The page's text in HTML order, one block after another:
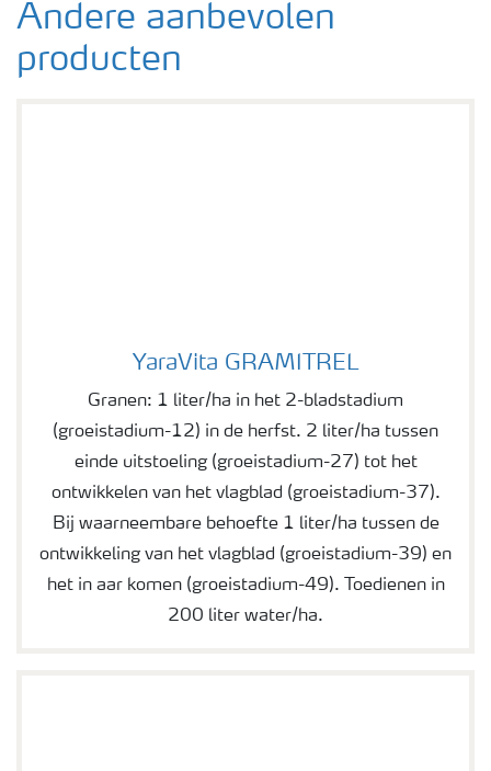
Andere aanbevolen
producten
YaraVita GRAMITREL
Granen: 1 liter/ha in het 2-bladstadium
(groeistadium-12) in de herfst. 2 liter/ha tussen
einde uitstoeling (groeistadium-27) tot het
ontwikkelen van het vlagblad (groeistadium-37).
Bij waarneembare behoefte 1 liter/ha tussen de
ontwikkeling van het vlagblad (groeistadium-39) en
het in aar komen (groeistadium-49). Toedienen in
200 liter water/ha.